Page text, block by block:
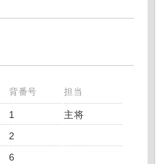
背番号 担当
1
主将
2
6